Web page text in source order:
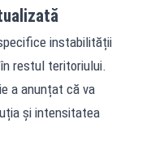
instabilității
restul teritoriului.
a anunțat că va
și intensitatea